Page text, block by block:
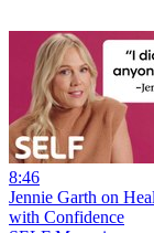
8:46
Jennie Garth on
with Confidence